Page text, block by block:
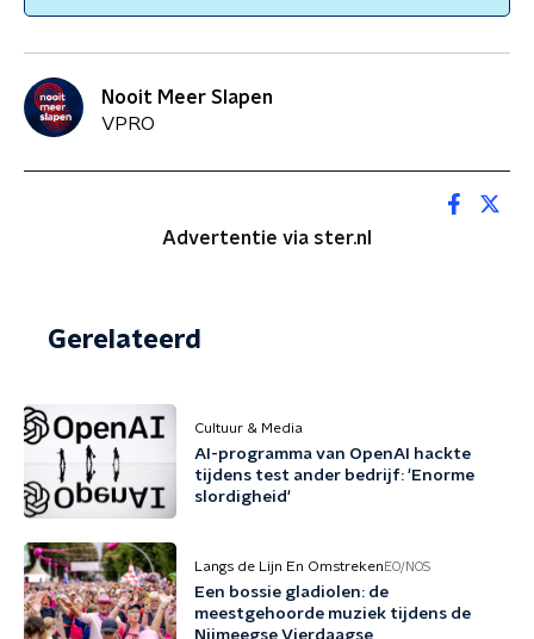
Nooit Meer Slapen
VPRO
Advertentie via ster.nl
Gerelateerd
Cultuur & Media
AI-programma van OpenAI hackte
tijdens test ander bedrijf: 'Enorme
slordigheid'
Langs de Lijn En Omstreken EO/NOS
Een bossie gladiolen: de
meestgehoorde muziek tijdens de
Nijmeegse Vierdaagse